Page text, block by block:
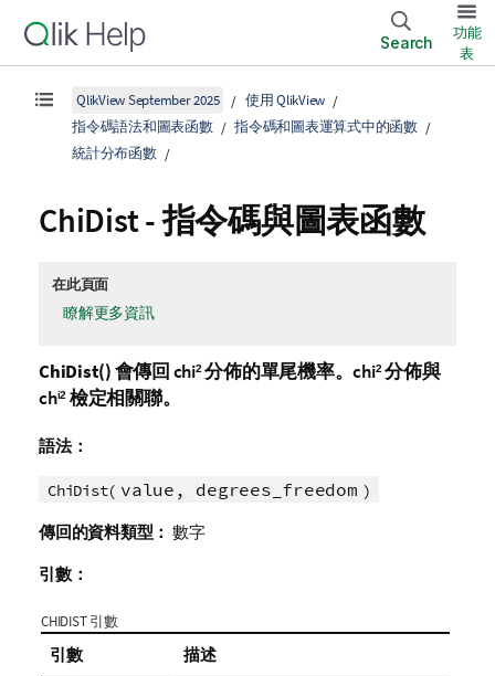
Search
功能
表
QlikView September 2025
使用 QlikView
指令碼語法和圖表函數
指令碼和圖表運算式中的函數
統計分布函數
ChiDist - 指令碼與圖表函數
在此頁面
瞭解更多資訊
ChiDist()會傳回 chi2分佈的單尾機率。chi2分佈與
chi2 檢定相關聯。
語法：
ChiDist( value, degrees_freedom )
傳回的資料類型： 數字
引數：
CHIDIST 引數
引數 描述